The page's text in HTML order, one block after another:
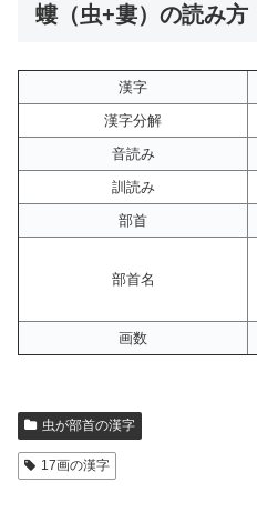
螻（虫+婁）の読み方
漢字
漢字分解
音読み
訓読み
部首
部首名
画数
虫が部首の漢字
17画の漢字